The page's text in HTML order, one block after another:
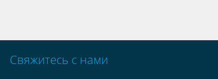
Свяжитесь с нами